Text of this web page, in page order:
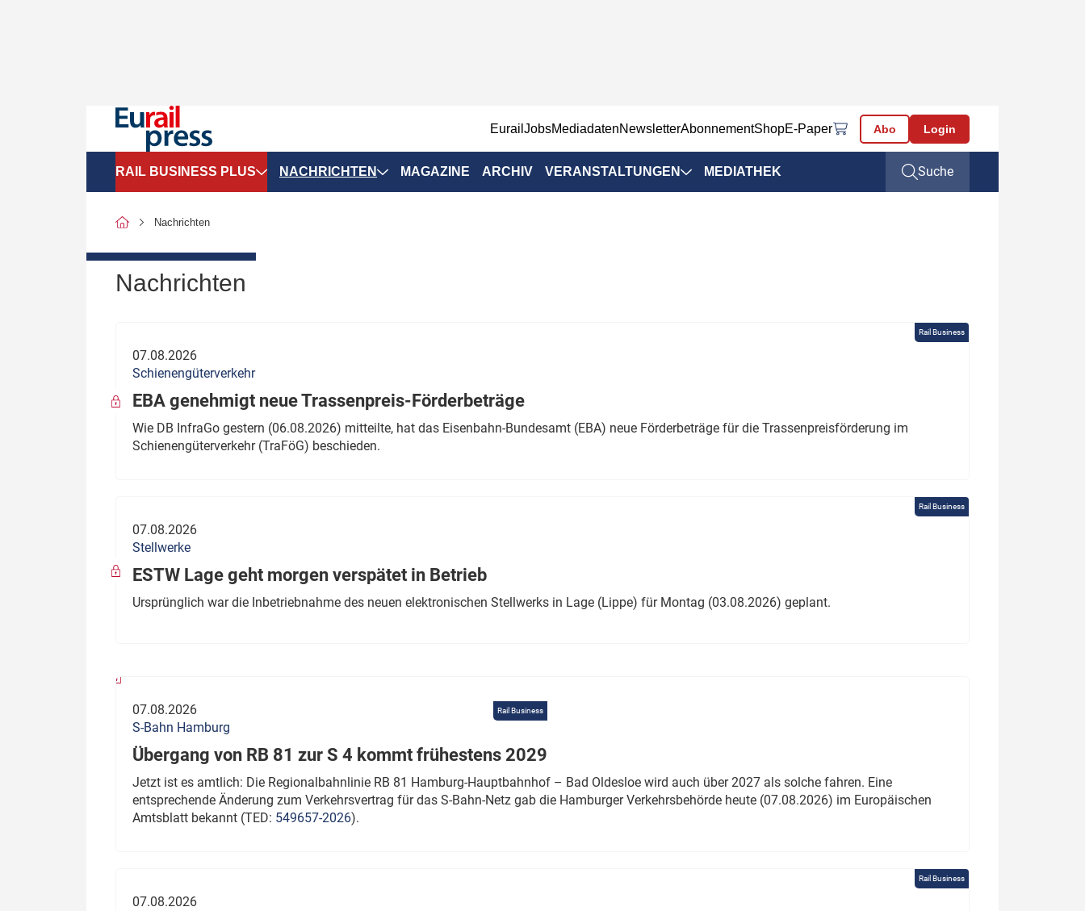
EurailJobsMediadatenNewsletterAbonnementShopE-Paper Abo Login
RAIL BUSINESS PLUS
SPNV-Marktdaten
Politik
Verbände: Wer spricht für
wen?
Thema des Monats
Dossier: Generalsanierung
Dossier: ETCS
NACHRICHTEN
Infrastruktur & Ausrüstung
ÖPNV
MAGAZINE ARCHIV VERANSTALTUNGEN MEDIATHEK Suche
Nachrichten
Nachrichten
Rail Business
07.08.2026
Schienengüterverkehr
EBA genehmigt neue Trassenpreis-Förderbeträge
Wie DB InfraGo gestern (06.08.2026) mitteilte, hat das Eisenbahn-Bundesamt (EBA) neue Förderbeträge für die Trassenpreisförderung im
Schienengüterverkehr (TraFöG) beschieden.
Rail Business
07.08.2026
Stellwerke
ESTW Lage geht morgen verspätet in Betrieb
Ursprünglich war die Inbetriebnahme des neuen elektronischen Stellwerks in Lage (Lippe) für Montag (03.08.2026) geplant.
Rail Business
07.08.2026
S-Bahn Hamburg
Übergang von RB 81 zur S 4 kommt frühestens 2029
Jetzt ist es amtlich: Die Regionalbahnlinie RB 81 Hamburg-Hauptbahnhof – Bad Oldesloe wird auch über 2027 als solche fahren. Eine
entsprechende Änderung zum Verkehrsvertrag für das S-Bahn-Netz gab die Hamburger Verkehrsbehörde heute (07.08.2026) im Europäischen
Amtsblatt bekannt (TED: 549657-2026).
Rail Business
07.08.2026